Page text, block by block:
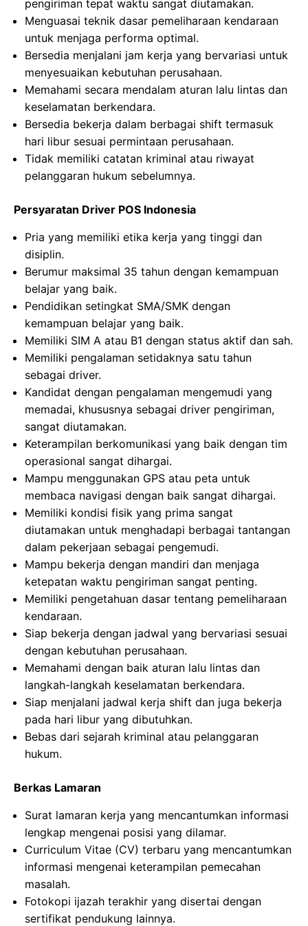
pengiriman tepat waktu sangat diutamakan.
Menguasai teknik dasar pemeliharaan kendaraan
untuk menjaga performa optimal.
Bersedia menjalani jam kerja yang bervariasi untuk
menyesuaikan kebutuhan perusahaan.
Memahami secara mendalam aturan lalu lintas dan
keselamatan berkendara.
Bersedia bekerja dalam berbagai shift termasuk
hari libur sesuai permintaan perusahaan.
Tidak memiliki catatan kriminal atau riwayat
pelanggaran hukum sebelumnya.
Persyaratan Driver POS Indonesia
Pria yang memiliki etika kerja yang tinggi dan
disiplin.
Berumur maksimal 35 tahun dengan kemampuan
belajar yang baik.
Pendidikan setingkat SMA/SMK dengan
kemampuan belajar yang baik.
Memiliki SIM A atau B1 dengan status aktif dan sah.
Memiliki pengalaman setidaknya satu tahun
sebagai driver.
Kandidat dengan pengalaman mengemudi yang
memadai, khususnya sebagai driver pengiriman,
sangat diutamakan.
Keterampilan berkomunikasi yang baik dengan tim
operasional sangat dihargai.
Mampu menggunakan GPS atau peta untuk
membaca navigasi dengan baik sangat dihargai.
Memiliki kondisi fisik yang prima sangat
diutamakan untuk menghadapi berbagai tantangan
dalam pekerjaan sebagai pengemudi.
Mampu bekerja dengan mandiri dan menjaga
ketepatan waktu pengiriman sangat penting.
Memiliki pengetahuan dasar tentang pemeliharaan
kendaraan.
Siap bekerja dengan jadwal yang bervariasi sesuai
dengan kebutuhan perusahaan.
Memahami dengan baik aturan lalu lintas dan
langkah-langkah keselamatan berkendara.
Siap menjalani jadwal kerja shift dan juga bekerja
pada hari libur yang dibutuhkan.
Bebas dari sejarah kriminal atau pelanggaran
hukum.
Berkas Lamaran
Surat lamaran kerja yang mencantumkan informasi
lengkap mengenai posisi yang dilamar.
Curriculum Vitae (CV) terbaru yang mencantumkan
informasi mengenai keterampilan pemecahan
masalah.
Fotokopi ijazah terakhir yang disertai dengan
sertifikat pendukung lainnya.